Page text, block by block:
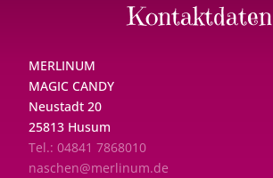
Kontaktdaten
MERLINUM
MAGIC CANDY
Neustadt 20
25813 Husum
Tel.: 04841 7868010
naschen@merlinum.de